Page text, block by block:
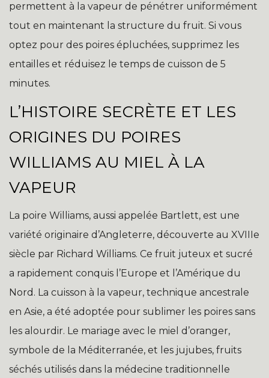
permettent à la vapeur de pénétrer uniformément
tout en maintenant la structure du fruit. Si vous
optez pour des poires épluchées, supprimez les
entailles et réduisez le temps de cuisson de 5
minutes.
L’HISTOIRE SECRÈTE ET LES
ORIGINES DU POIRES
WILLIAMS AU MIEL À LA
VAPEUR
La poire Williams, aussi appelée Bartlett, est une
variété originaire d’Angleterre, découverte au XVIIIe
siècle par Richard Williams. Ce fruit juteux et sucré
a rapidement conquis l’Europe et l’Amérique du
Nord. La cuisson à la vapeur, technique ancestrale
en Asie, a été adoptée pour sublimer les poires sans
les alourdir. Le mariage avec le miel d’oranger,
symbole de la Méditerranée, et les jujubes, fruits
séchés utilisés dans la médecine traditionnelle